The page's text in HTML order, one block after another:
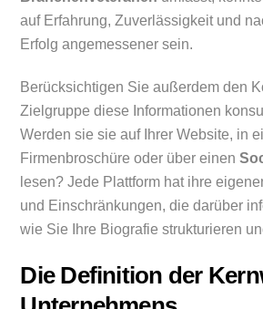
auf Erfahrung, Zuverlässigkeit und
Erfolg angemessener sein.
Berücksichtigen Sie außerdem den
Zielgruppe diese Informationen
Werden sie sie auf Ihrer Website, in
Firmenbroschüre oder über einen
lesen? Jede Plattform hat ihre
und Einschränkungen, die darüber
wie Sie Ihre Biografie strukturieren
Die Definition der